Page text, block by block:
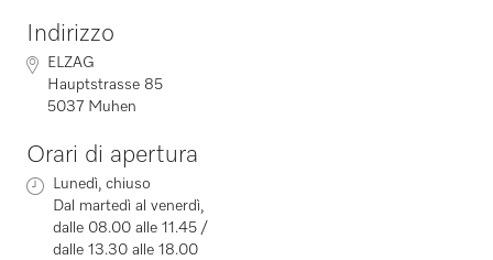
Indirizzo
ELZAG
Hauptstrasse 85
5037 Muhen
Orari di apertura
Lunedì, chiuso
Dal martedì al venerdì,
dalle 08.00 alle 11.45 /
dalle 13.30 alle 18.00